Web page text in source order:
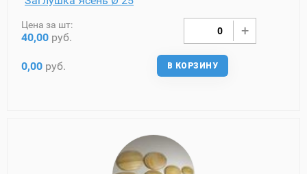
Цена за шт:
40,00 руб.
0,00 руб. В КОРЗИНУ